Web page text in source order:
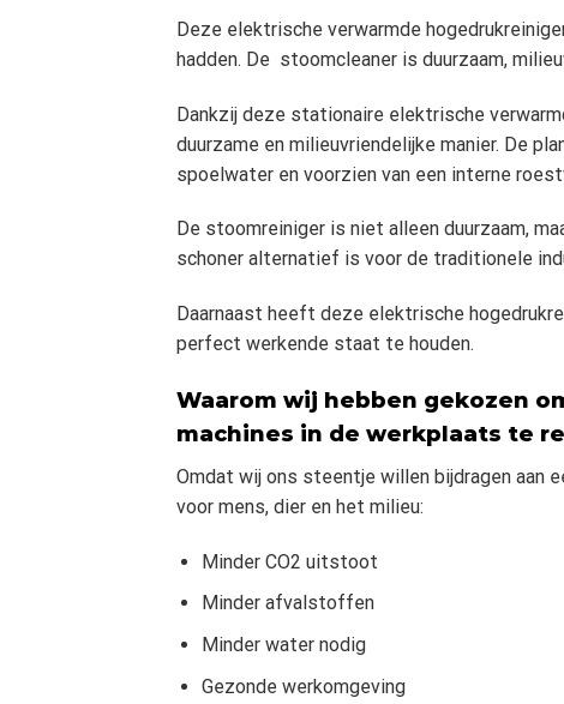
Deze elektrische verwarmde
hadden. De stoomcleaner is duurzaam,
Dankzij deze stationaire elektrische
duurzame en milieuvriendelijke manier. De
spoelwater en voorzien van een interne
De stoomreiniger is niet alleen duurzaam,
schoner alternatief is voor de traditionele
Daarnaast heeft deze elektrische
perfect werkende staat te houden.
Waarom wij hebben gekozen
machines in de werkplaats te
Omdat wij ons steentje willen bijdragen aan
voor mens, dier en het milieu:
Minder CO2 uitstoot
Minder afvalstoffen
Minder water nodig
Gezonde werkomgeving